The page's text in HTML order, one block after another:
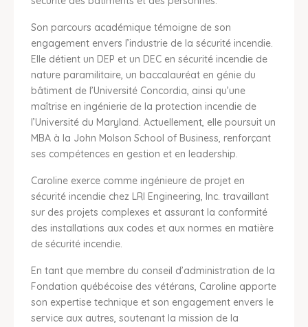
Son parcours académique témoigne de son
engagement envers l’industrie de la sécurité incendie.
Elle détient un DEP et un DEC en sécurité incendie de
nature paramilitaire, un baccalauréat en génie du
bâtiment de l’Université Concordia, ainsi qu’une
maîtrise en ingénierie de la protection incendie de
l’Université du Maryland. Actuellement, elle poursuit un
MBA à la John Molson School of Business, renforçant
ses compétences en gestion et en leadership.
Caroline exerce comme ingénieure de projet en
sécurité incendie chez LRI Engineering, Inc. travaillant
sur des projets complexes et assurant la conformité
des installations aux codes et aux normes en matière
de sécurité incendie.
En tant que membre du conseil d’administration de la
Fondation québécoise des vétérans, Caroline apporte
son expertise technique et son engagement envers le
service aux autres, soutenant la mission de la